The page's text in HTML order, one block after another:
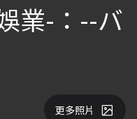
業-：--バ
更多照片